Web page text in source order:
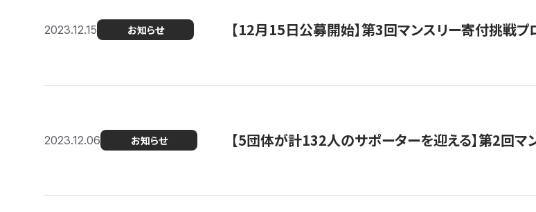
2023.12.15 お知らせ 【12月15日公募開始】第3回マンスリー寄付挑戦
2023.12.06 お知らせ 【5団体が計132人のサポーターを迎える】第2回